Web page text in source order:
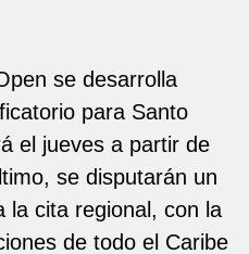
se desarrolla
para Santo
el jueves a partir de
se disputarán un
la cita regional, con la
de todo el Caribe